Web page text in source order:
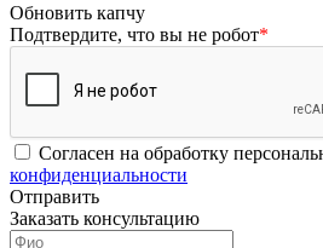
Обновить капчу
Подтвердите, что вы не робот*
Согласен на обработку
конфиденциальности
Отправить
Заказать консультацию